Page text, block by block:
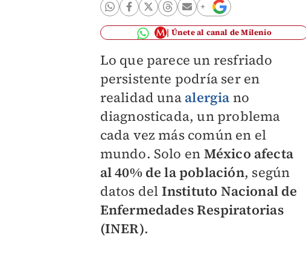
Únete al canal de Milenio
Lo que parece un resfriado
persistente podría ser en
realidad una alergia no
diagnosticada, un problema
cada vez más común en el
mundo. Solo en México afecta
al 40% de la población, según
datos del Instituto Nacional de
Enfermedades Respiratorias
(INER).